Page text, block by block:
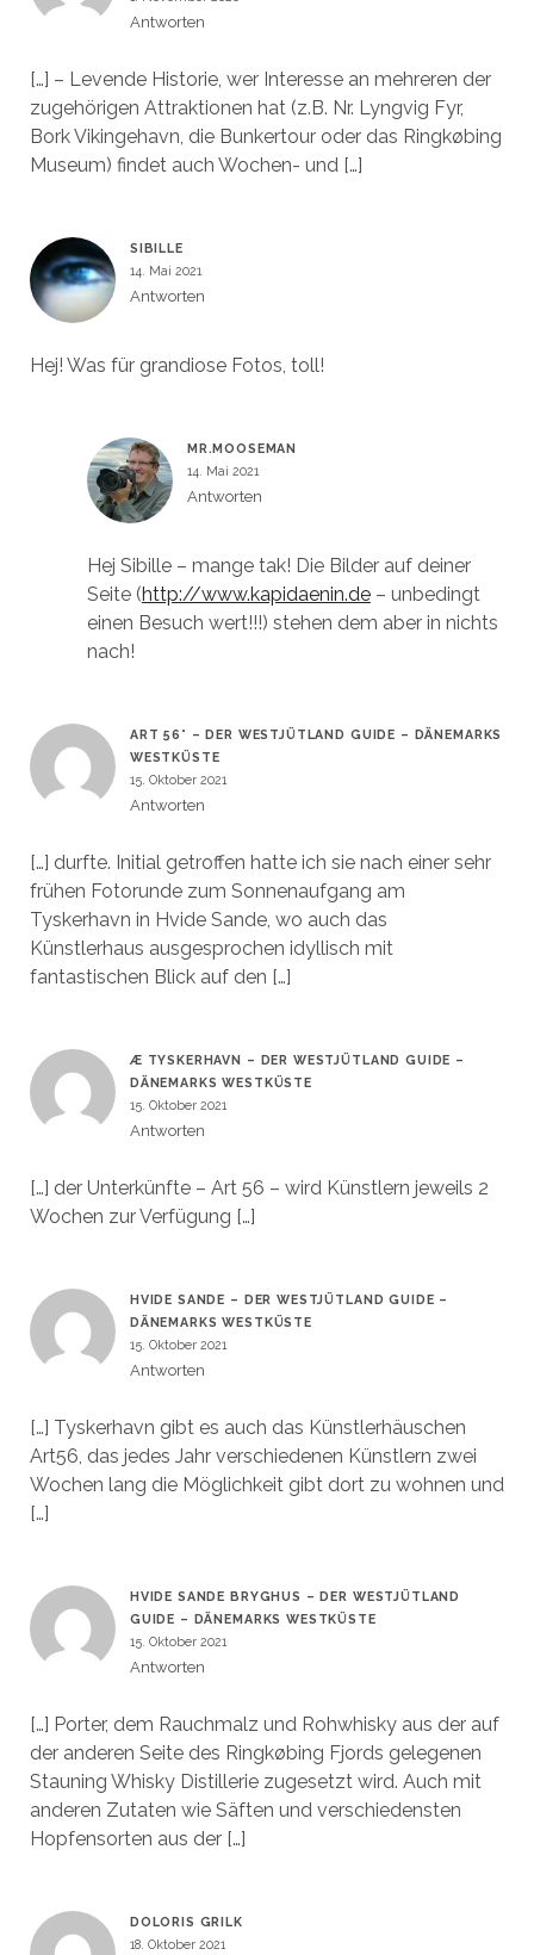
Antworten
[…] – Levende Historie, wer Interesse an mehreren der
zugehörigen Attraktionen hat (z.B. Nr. Lyngvig Fyr,
Bork Vikingehavn, die Bunkertour oder das Ringkøbing
Museum) findet auch Wochen- und […]
SIBILLE
14. Mai 2021
Antworten
Hej! Was für grandiose Fotos, toll!
MR.MOOSEMAN
14. Mai 2021
Antworten
Hej Sibille – mange tak! Die Bilder auf deiner
Seite (http://www.kapidaenin.de– unbedingt
einen Besuch wert!!!) stehen dem aber in nichts
nach!
ART 56° – DER WESTJÜTLAND GUIDE – DÄNEMARKS
WESTKÜSTE
15. Oktober 2021
Antworten
[…] durfte. Initial getroffen hatte ich sie nach einer sehr
frühen Fotorunde zum Sonnenaufgang am
Tyskerhavn in Hvide Sande, wo auch das
Künstlerhaus ausgesprochen idyllisch mit
fantastischen Blick auf den […]
Æ TYSKERHAVN – DER WESTJÜTLAND GUIDE –
DÄNEMARKS WESTKÜSTE
15. Oktober 2021
Antworten
[…] der Unterkünfte – Art 56 – wird Künstlern jeweils 2
Wochen zur Verfügung […]
HVIDE SANDE – DER WESTJÜTLAND GUIDE –
DÄNEMARKS WESTKÜSTE
15. Oktober 2021
Antworten
[…] Tyskerhavn gibt es auch das Künstlerhäuschen
Art56, das jedes Jahr verschiedenen Künstlern zwei
Wochen lang die Möglichkeit gibt dort zu wohnen und
[…]
HVIDE SANDE BRYGHUS – DER WESTJÜTLAND
GUIDE – DÄNEMARKS WESTKÜSTE
15. Oktober 2021
Antworten
[…] Porter, dem Rauchmalz und Rohwhisky aus der auf
der anderen Seite des Ringkøbing Fjords gelegenen
Stauning Whisky Distillerie zugesetzt wird. Auch mit
anderen Zutaten wie Säften und verschiedensten
Hopfensorten aus der […]
DOLORIS GRILK
18. Oktober 2021